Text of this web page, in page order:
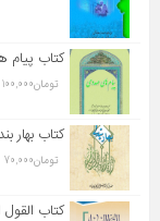
کتاب پیام
تومان100,000
کتاب بهار
تومان70,000
کتاب القول